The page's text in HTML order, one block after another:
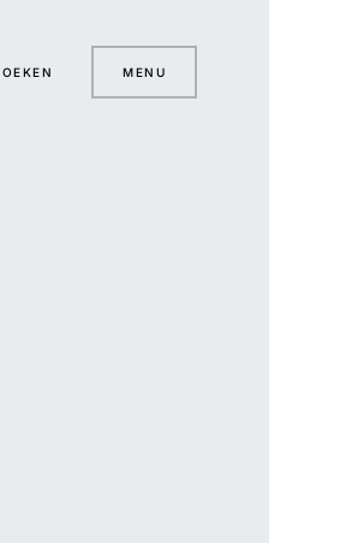
MENU